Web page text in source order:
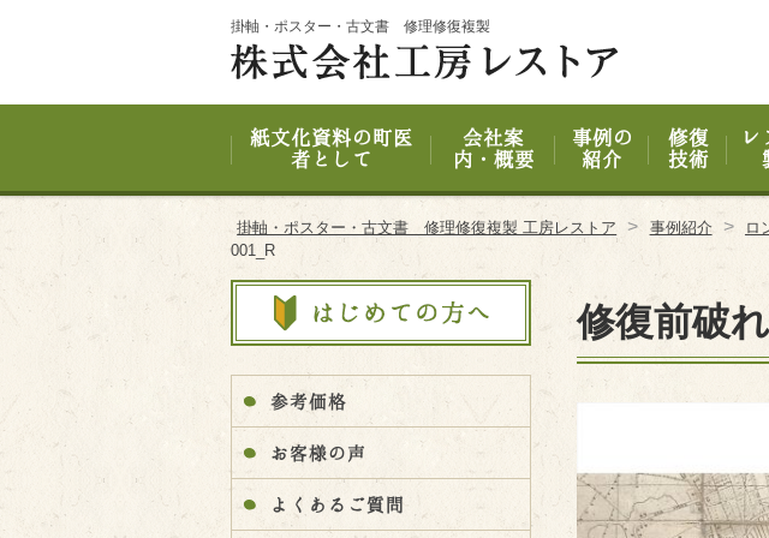
掛軸・ポスター・古文書 修理修復複製
紙文化資料の町医
者として
会社案
内・概要
事例の
紹介
修復
技術
レ
掛軸・ポスター・古文書 修理修復複製 工房レストア > 事例紹介 > ロ
001_R
修復前破
参考価格
お客様の声
よくあるご質問